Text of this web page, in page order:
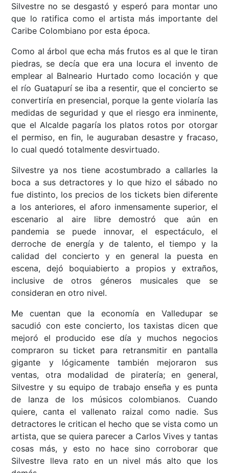
Silvestre no se desgastó y esperó para montar uno
que lo ratifica como el artista más importante del
Caribe Colombiano por esta época.
Como al árbol que echa más frutos es al que le tiran
piedras, se decía que era una locura el invento de
emplear al Balneario Hurtado como locación y que
el río Guatapurí se iba a resentir, que el concierto se
convertiría en presencial, porque la gente violaría las
medidas de seguridad y que el riesgo era inminente,
que el Alcalde pagaría los platos rotos por otorgar
el permiso, en fin, le auguraban desastre y fracaso,
lo cual quedó totalmente desvirtuado.
Silvestre ya nos tiene acostumbrado a callarles la
boca a sus detractores y lo que hizo el sábado no
fue distinto, los precios de los tickets bien diferente
a los anteriores, el aforo inmensamente superior, el
escenario al aire libre demostró que aún en
pandemia se puede innovar, el espectáculo, el
derroche de energía y de talento, el tiempo y la
calidad del concierto y en general la puesta en
escena, dejó boquiabierto a propios y extraños,
inclusive de otros géneros musicales que se
consideran en otro nivel.
Me cuentan que la economía en Valledupar se
sacudió con este concierto, los taxistas dicen que
mejoró el producido ese día y muchos negocios
compraron su ticket para retransmitir en pantalla
gigante y lógicamente también mejoraron sus
ventas, otra modalidad de piratería; en general,
Silvestre y su equipo de trabajo enseña y es punta
de lanza de los músicos colombianos. Cuando
quiere, canta el vallenato raizal como nadie. Sus
detractores le critican el hecho que se vista como un
artista, que se quiera parecer a Carlos Vives y tantas
cosas más, y esto no hace sino corroborar que
Silvestre lleva rato en un nivel más alto que los